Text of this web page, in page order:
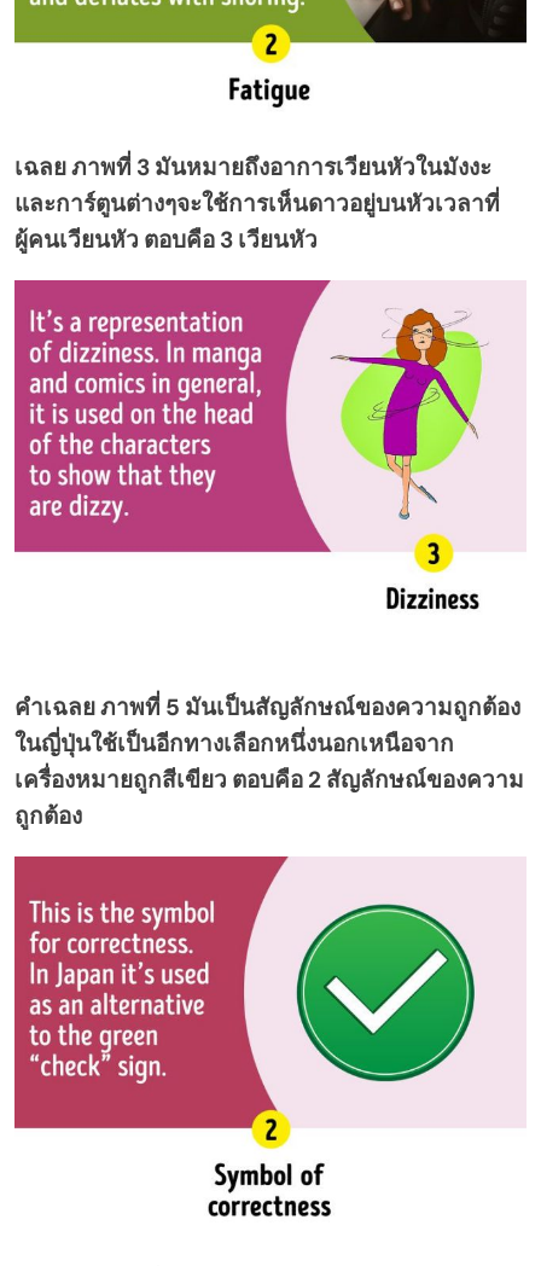
เฉลย ภาพที่ 3 มันหมายถึงอาการเวียนหัวในมังงะ
และการ์ตูนต่างๆจะใช้การเห็นดาวอยู่บนหัวเวลาที่
ผู้คนเวียนหัว ตอบคือ 3 เวียนหัว
คำเฉลย ภาพที่ 5 มันเป็นสัญลักษณ์ของความถูกต้อง
ในญี่ปุ่นใช้เป็นอีกทางเลือกหนึ่งนอกเหนือจาก
เครื่องหมายถูกสีเขียว ตอบคือ 2 สัญลักษณ์ของความ
ถูกต้อง